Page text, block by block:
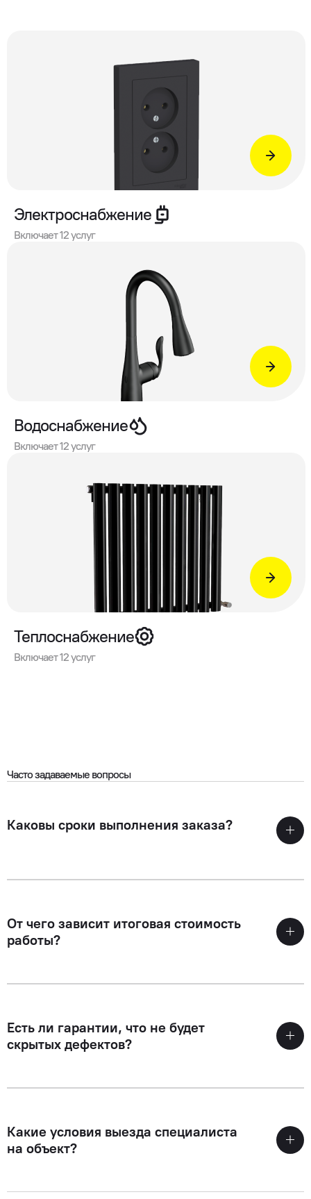
Электроснабжение
Включает 12 услуг
Водоснабжение
Включает 12 услуг
Теплоснабжение
Включает 12 услуг
Часто задаваемые вопросы
Каковы сроки выполнения заказа?
От чего зависит итоговая стоимость
работы?
Есть ли гарантии, что не будет
скрытых дефектов?
Какие условия выезда специалиста
на объект?